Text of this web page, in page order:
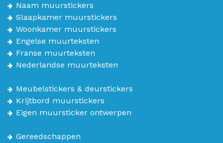
Naam muurstickers
Slaapkamer muurstickers
Woonkamer muurstickers
Engelse muurteksten
Franse muurteksten
Nederlandse muurteksten
Meubelstickers & deurstickers
Krijtbord muurstickers
Eigen muursticker ontwerpen
Gereedschappen